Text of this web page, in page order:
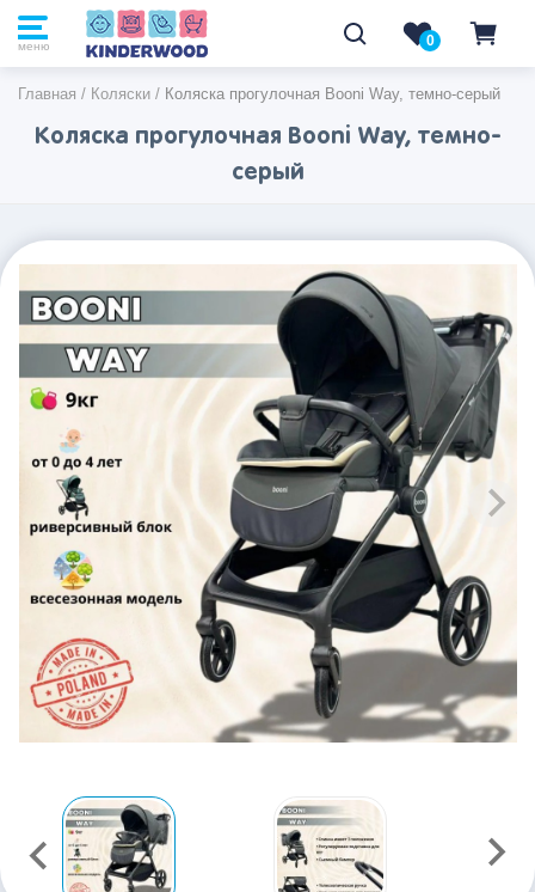
меню 0
Главная / Коляски / Коляска прогулочная Booni Way, темно-серый
Коляска прогулочная Booni Way, темно-
серый